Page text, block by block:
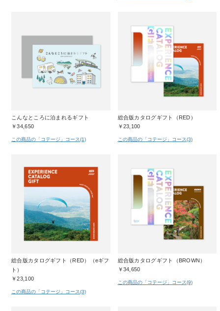
こんなところに泊まれるギフト
￥34,650
この商品の「コテージ」コース(1)
総合版カタログギフト（RED）
￥23,100
この商品の「コテージ」コース(3)
総合版カタログギフト（RED）（eギフ
ト）
￥23,100
この商品の「コテージ」コース(3)
総合版カタログギフト（BROWN）
￥34,650
この商品の「コテージ」コース(9)